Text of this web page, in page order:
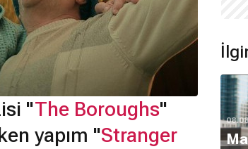
"The Boroughs"
yapım "Stranger